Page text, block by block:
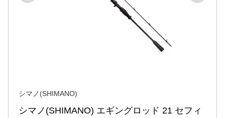
シマノ(SHIMANO)
シマノ(SHIMANO) エギングロッド 21 セフィ